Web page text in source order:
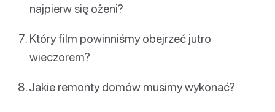
najpierw się ożeni?
Który film powinniśmy obejrzeć jutro
wieczorem?
Jakie remonty domów musimy wykonać?